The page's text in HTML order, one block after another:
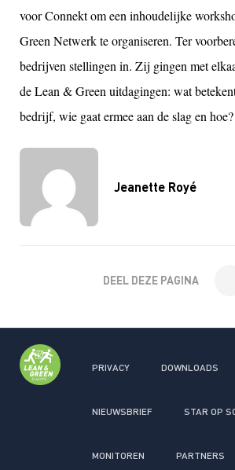
Jeanette Royé
voor Connekt om een inhoudelijke
Green Netwerk te organiseren. Ter
bedrijven stellingen in. Zij gingen met
de Lean & Green uitdagingen: wat
bedrijf, wie gaat ermee aan de slag en hoe?
DEEL DEZE PAGINA
PRIVACY DOWNLOADS
NIEUWSBRIEF STAR OP
MONITOREN PARTNERS